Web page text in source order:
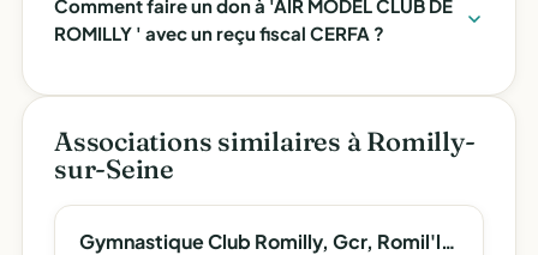
Comment faire un don à 'AIR MODEL CLUB DE
ROMILLY ' avec un reçu fiscal CERFA ?
Associations similaires à Romilly-
sur-Seine
Gymnastique Club Romilly, Gcr, Romil'lions